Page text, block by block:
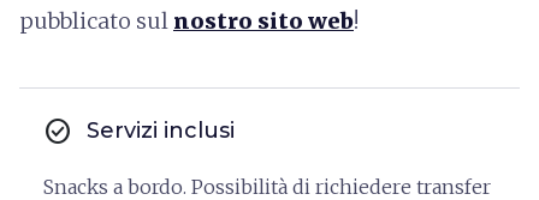
pubblicato sul nostro sito web!
check_circle Servizi inclusi
Snacks a bordo. Possibilità di richiedere transfer